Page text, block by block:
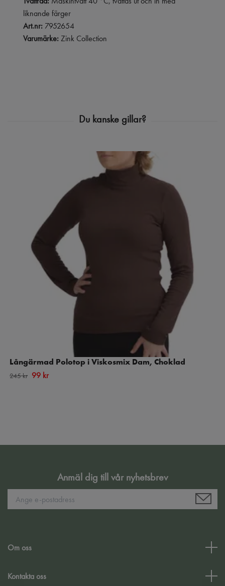
liknande färger
Art.nr: 7952654
Varumärke:Zink Collection
Långärmad Polotop i Viskosmix Dam, Choklad
245 kr 99 kr
Anmäl dig till vår nyhetsbrev
Om oss
Kontakta oss